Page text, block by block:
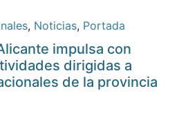
, Noticias, Portada
impulsa con
dirigidas a
de la provincia